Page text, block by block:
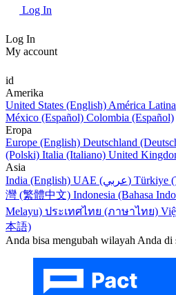
Log In
Log In
My account
id
Amerika
United States (English) América
México (Español) Colombia (Español)
Eropa
Europe (English) Deutschland
(Polski) Italia (Italiano) United
Asia
India (English)
UAE (عربي) Türkiye
灣 (繁體中文) Indonesia (Bahasa
Melayu) ประเทศไทย (ภาษาไทย)
本語)
Anda bisa mengubah wilayah Anda